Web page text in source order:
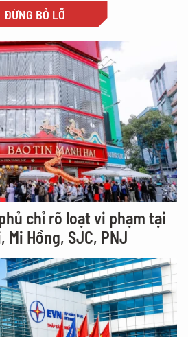
ĐỪNG BỎ LỠ
chỉ rõ loạt vi phạm tại
Mi Hồng, SJC, PNJ